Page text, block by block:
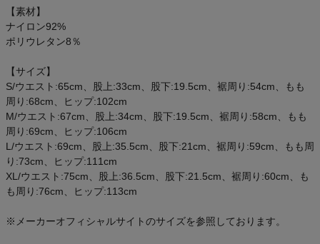
【素材】
ナイロン92%
ポリウレタン8％
【サイズ】
S/ウエスト:65cm、股上:33cm、股下:19.5cm、裾周り:54cm、もも
周り:68cm、ヒップ:102cm
M/ウエスト:67cm、股上:34cm、股下:19.5cm、裾周り:58cm、もも
周り:69cm、ヒップ:106cm
L/ウエスト:69cm、股上:35.5cm、股下:21cm、裾周り:59cm、もも周
り:73cm、ヒップ:111cm
XL/ウエスト:75cm、股上:36.5cm、股下:21.5cm、裾周り:60cm、も
も周り:76cm、ヒップ:113cm
※メーカーオフィシャルサイトのサイズを参照しております。